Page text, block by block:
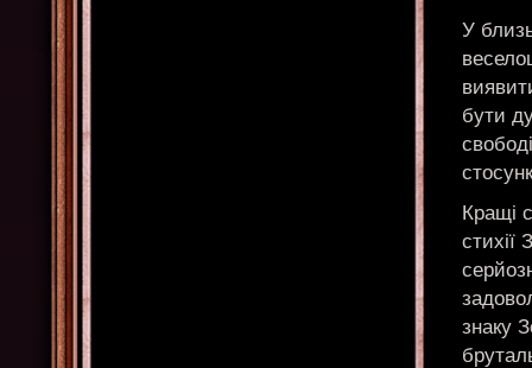
У
бути
Кращі
стихії
знаку